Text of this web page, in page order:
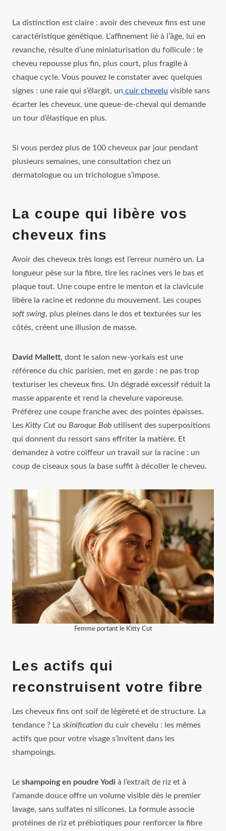
La distinction est claire : avoir des cheveux fins est une
caractéristique génétique. L’affinement lié à l’âge, lui en
revanche, résulte d’une miniaturisation du follicule : le
cheveu repousse plus fin, plus court, plus fragile à
chaque cycle. Vous pouvez le constater avec quelques
signes : une raie qui s’élargit, un cuir chevelu visible sans
écarter les cheveux, une queue-de-cheval qui demande
un tour d’élastique en plus.
Si vous perdez plus de 100 cheveux par jour pendant
plusieurs semaines, une consultation chez un
dermatologue ou un trichologue s’impose.
La coupe qui libère vos
cheveux fins
Avoir des cheveux très longs est l’erreur numéro un. La
longueur pèse sur la fibre, tire les racines vers le bas et
plaque tout. Une coupe entre le menton et la clavicule
libère la racine et redonne du mouvement. Les coupes
soft swing, plus pleines dans le dos et texturées sur les
côtés, créent une illusion de masse.
David Mallett, dont le salon new-yorkais est une
référence du chic parisien, met en garde : ne pas trop
texturiser les cheveux fins. Un dégradé excessif réduit la
masse apparente et rend la chevelure vaporeuse.
Préférez une coupe franche avec des pointes épaisses.
Les Kitty Cut ou Baroque Bob utilisent des superpositions
qui donnent du ressort sans effriter la matière. Et
demandez à votre coiffeur un travail sur la racine : un
coup de ciseaux sous la base suffit à décoller le cheveu.
Femme portant le Kitty Cut
Les actifs qui
reconstruisent votre fibre
Les cheveux fins ont soif de légèreté et de structure. La
tendance ? La skinification du cuir chevelu : les mêmes
actifs que pour votre visage s’invitent dans les
shampoings.
Le shampoing en poudre Yodi à l’extrait de riz et à
l’amande douce offre un volume visible dès le premier
lavage, sans sulfates ni silicones. La formule associe
protéines de riz et prébiotiques pour renforcer la fibre